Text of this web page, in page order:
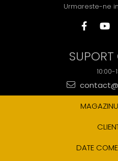
Urmareste-ne
SUPORT
10:00-
DATE